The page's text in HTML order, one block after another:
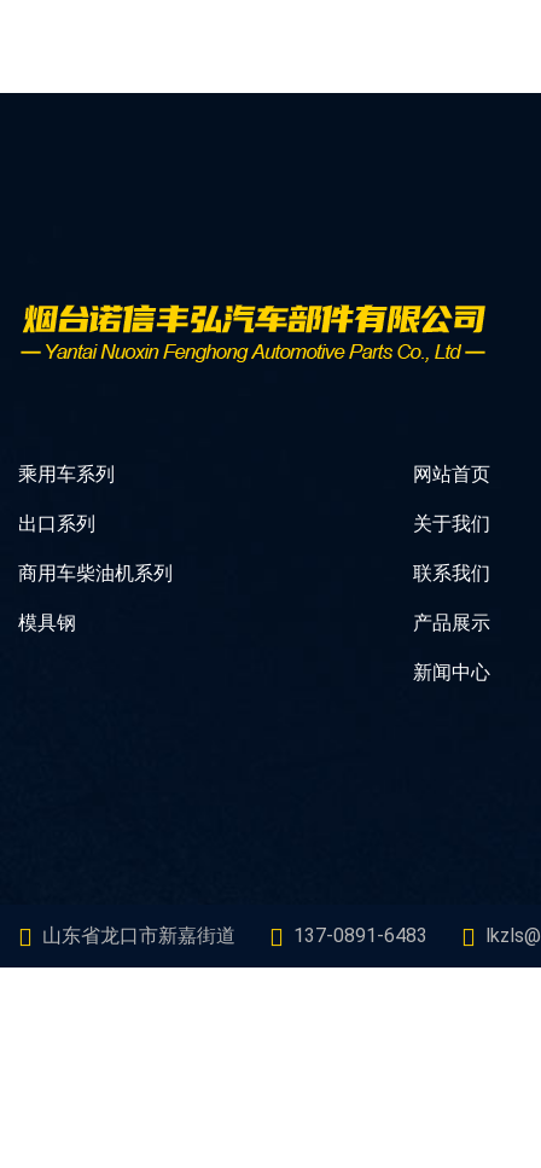
乘用车系列
出口系列
商用车柴油机系列
模具钢
网站首页
关于我们
联系我们
产品展示
新闻中心
山东省龙口市新嘉街道 137-0891-6483